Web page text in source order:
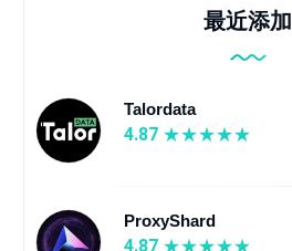
最近添加
Talordata
4.87
ProxyShard
4.87